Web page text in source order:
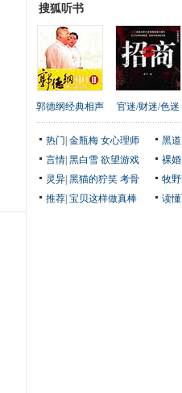
搜狐听书
郭德纲经典相声 官迷/财迷/色迷
热门 金瓶梅 女心理师 黑
言情 黑白雪 欲望游戏 裸婚
灵异 黑猫的狞笑 考骨 牧
推荐 宝贝这样做真棒 读